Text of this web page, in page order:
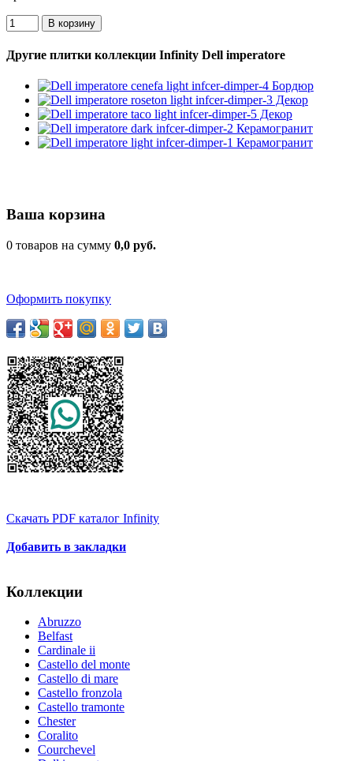
Другие плитки коллекции Infinity Dell imperatore
Ваша корзина
0 товаров на сумму 0,0 руб.
Оформить покупку
Скачать PDF каталог Infinity
Добавить в закладки
Коллекции
Abruzzo
Belfast
Cardinale ii
Castello del monte
Castello di mare
Castello fronzola
Castello tramonte
Chester
Coralito
Courchevel